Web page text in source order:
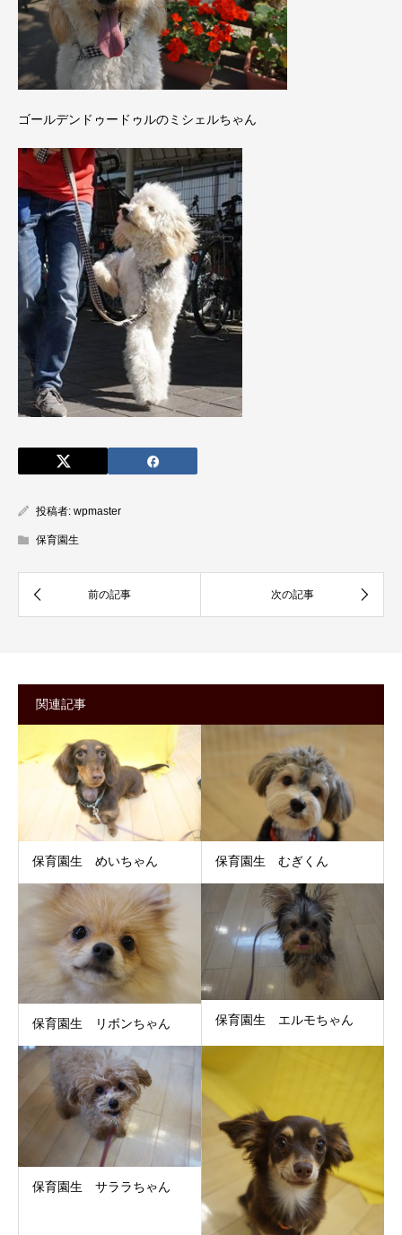
ゴールデンドゥードゥルのミシェルちゃん
投稿者: wpmaster
保育園生
関連記事
保育園生 めいちゃん 保育園生 むぎくん
保育園生 リボンちゃん 保育園生 エルモちゃん
保育園生 サララちゃん